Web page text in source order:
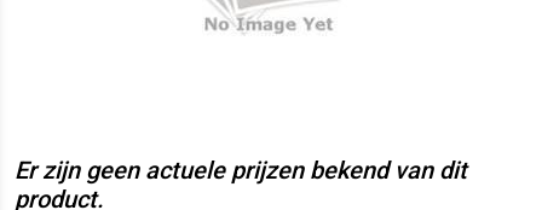
Er zijn geen actuele prijzen bekend van dit
product.